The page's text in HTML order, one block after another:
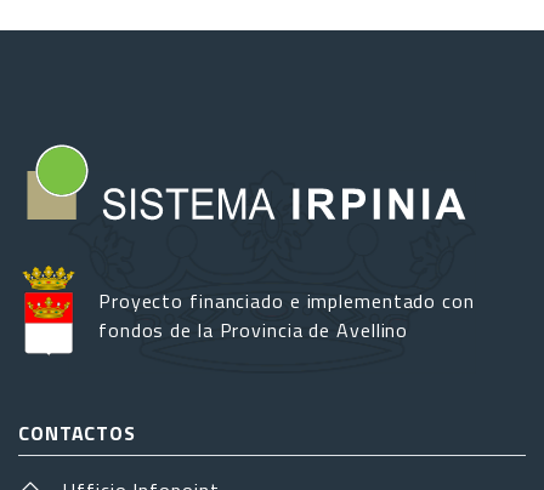
Proyecto financiado e implementado con
fondos de la Provincia de Avellino
CONTACTOS